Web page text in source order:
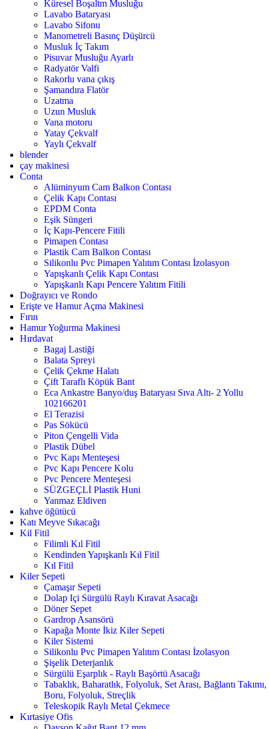
Küresel Boşaltm Musluğu
Lavabo Bataryası
Lavabo Sifonu
Manometreli Basınç Düşürcü
Musluk İç Takım
Pisuvar Musluğu Ayarlı
Radyatör Valfi
Rakorlu vana çıkış
Şamandıra Flatör
Uzatma
Uzun Musluk
Vana motoru
Yatay Çekvalf
Yaylı Çekvalf
blender
çay makinesi
Conta
Alüminyum Cam Balkon Contası
Çelik Kapı Contası
EPDM Conta
Eşik Süngeri
İç Kapı-Pencere Fitili
Pimapen Contası
Plastik Cam Balkon Contası
Silikonlu Pvc Pimapen Yalıtım Contası İzolasyon
Yapışkanlı Çelik Kapı Contası
Yapışkanlı Kapı Pencere Yalıtım Fitili
Doğrayıcı ve Rondo
Erişte ve Hamur Açma Makinesi
Fırın
Hamur Yoğurma Makinesi
Hırdavat
Bagaj Lastiği
Balata Spreyi
Çelik Çekme Halatı
Çift Taraflı Köpük Bant
Eca Ankastre Banyo/duş Bataryası Sıva Altı- 2 Yollu
102166201
El Terazisi
Pas Sökücü
Piton Çengelli Vida
Plastik Dübel
Pvc Kapı Menteşesi
Pvc Kapı Pencere Kolu
Pvc Pencere Menteşesi
SÜZGEÇLİ Plastik Huni
Yanmaz Eldiven
kahve öğütücü
Katı Meyve Sıkacağı
Kil Fitil
Filimli Kıl Fitil
Kendinden Yapışkanlı Kıl Fitil
Kıl Fitil
Kiler Sepeti
Çamaşır Sepeti
Dolap Içi Sürgülü Raylı Kıravat Asacağı
Döner Sepet
Gardrop Asansörü
Kapağa Monte İkiz Kiler Sepeti
Kiler Sistemi
Silikonlu Pvc Pimapen Yalıtım Contası İzolasyon
Şişelik Deterjanlık
Sürgülü Eşarplık - Raylı Başörtü Asacağı
Tabaklık, Baharatlık, Folyoluk, Set Arası, Bağlantı Takımı,
Boru, Folyoluk, Streçlik
Teleskopik Raylı Metal Çekmece
Kırtasiye Ofis